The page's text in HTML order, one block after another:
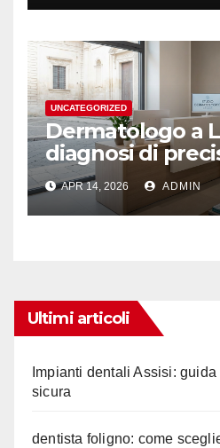
UNCATEGORIZED
Dermatologo a
diagnosi di
ascolto
APR 14, 2026 ADMIN
Ultimi articoli
Impianti dentali Assisi:
sicura
dentista foligno: come